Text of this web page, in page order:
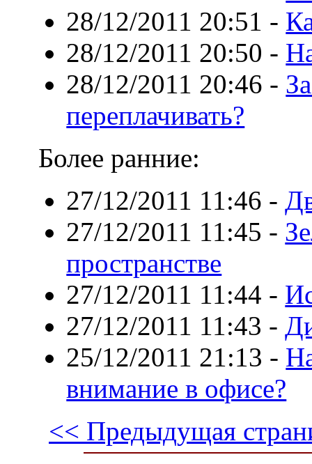
28/12/2011 20:51 -
28/12/2011 20:50 -
28/12/2011 20:46 -
переплачивать?
Более ранние:
27/12/2011 11:46 -
27/12/2011 11:45 -
пространстве
27/12/2011 11:44 -
27/12/2011 11:43 -
25/12/2011 21:13 -
внимание в офисе?
<< Предыдущая